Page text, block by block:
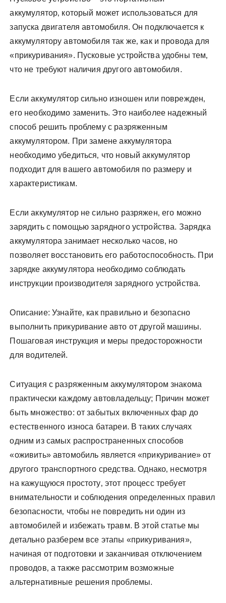
аккумулятор‚ который может использоваться для
запуска двигателя автомобиля. Он подключается к
аккумулятору автомобиля так же‚ как и провода для
«прикуривания». Пусковые устройства удобны тем‚
что не требуют наличия другого автомобиля.
Если аккумулятор сильно изношен или поврежден‚
его необходимо заменить. Это наиболее надежный
способ решить проблему с разряженным
аккумулятором. При замене аккумулятора
необходимо убедиться‚ что новый аккумулятор
подходит для вашего автомобиля по размеру и
характеристикам.
Если аккумулятор не сильно разряжен‚ его можно
зарядить с помощью зарядного устройства. Зарядка
аккумулятора занимает несколько часов‚ но
позволяет восстановить его работоспособность. При
зарядке аккумулятора необходимо соблюдать
инструкции производителя зарядного устройства.
Описание: Узнайте‚ как правильно и безопасно
выполнить прикуривание авто от другой машины.
Пошаговая инструкция и меры предосторожности
для водителей.
Ситуация с разряженным аккумулятором знакома
практически каждому автовладельцу; Причин может
быть множество: от забытых включенных фар до
естественного износа батареи. В таких случаях
одним из самых распространенных способов
«оживить» автомобиль является «прикуривание» от
другого транспортного средства. Однако‚ несмотря
на кажущуюся простоту‚ этот процесс требует
внимательности и соблюдения определенных правил
безопасности‚ чтобы не повредить ни один из
автомобилей и избежать травм. В этой статье мы
детально разберем все этапы «прикуривания»‚
начиная от подготовки и заканчивая отключением
проводов‚ а также рассмотрим возможные
альтернативные решения проблемы.